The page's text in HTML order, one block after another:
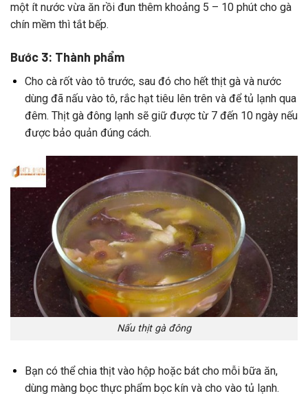
một ít nước vừa ăn rồi đun thêm khoảng 5 – 10 phút cho gà
chín mềm thì tắt bếp.
Bước 3: Thành phẩm
Cho cà rốt vào tô trước, sau đó cho hết thịt gà và nước
dùng đã nấu vào tô, rắc hạt tiêu lên trên và để tủ lạnh qua
đêm. Thịt gà đông lạnh sẽ giữ được từ 7 đến 10 ngày nếu
được bảo quản đúng cách.
Nấu thịt gà đông
Bạn có thể chia thịt vào hộp hoặc bát cho mỗi bữa ăn,
dùng màng bọc thực phẩm bọc kín và cho vào tủ lạnh.